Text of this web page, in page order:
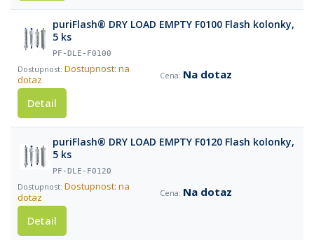
puriFlash® DRY LOAD EMPTY F0100 Flash kolonky,
5 ks
PF-DLE-F0100
Dostupnost: na
dotaz
Na dotaz
Detail
puriFlash® DRY LOAD EMPTY F0120 Flash kolonky,
5 ks
PF-DLE-F0120
Dostupnost: na
dotaz
Na dotaz
Detail